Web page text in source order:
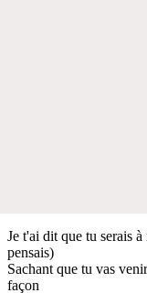
Je t'ai dit que tu serais
pensais)
Sachant que tu vas
façon